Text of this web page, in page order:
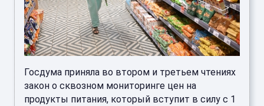
Госдума приняла во втором и третьем чтениях
закон о сквозном мониторинге цен на
продукты питания, который вступит в силу с 1